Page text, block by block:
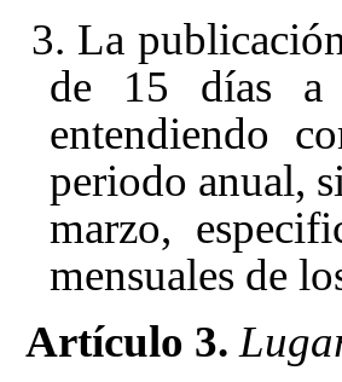
3. La
de 15 días a
entendiendo
periodo anual,
marzo,
mensuales de
Artículo 3.